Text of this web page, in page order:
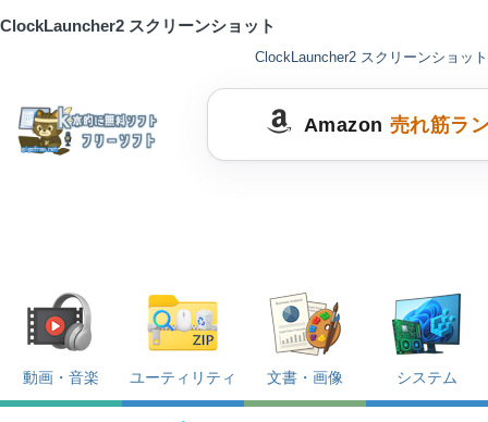
ClockLauncher2 スクリーンショット
ClockLauncher2 スクリーンショット
Amazon 売れ筋ラ
動画・音楽 ユーティリティ 文書・画像 システム